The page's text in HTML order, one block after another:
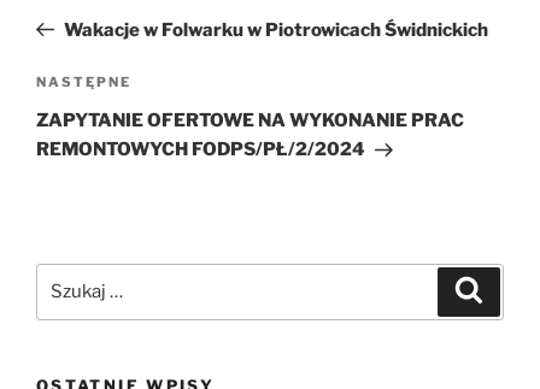
wpisWakacje w Folwarku w Piotrowicach Świdnickich
Następny
wpis
NASTĘPNE
ZAPYTANIE OFERTOWE NA WYKONANIE PRAC
REMONTOWYCH FODPS/PŁ/2/2024
OSTATNIE WPISY